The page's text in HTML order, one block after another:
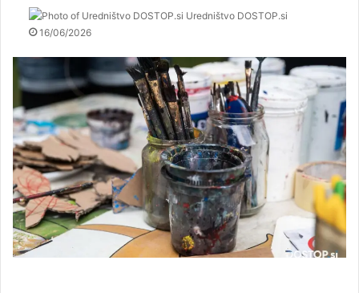
Uredništvo DOSTOP.si
16/06/2026